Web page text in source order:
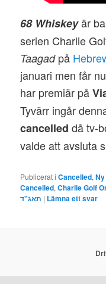
68 Whiskeyär
serien Charlie
Taagadpå
januari men får
har premiär på
Tyvärr ingår
cancelled då tv-
valde att avsluta
Publicerat i Cancelled,
Cancelled,Charlie Golf
| Lämna ett svar